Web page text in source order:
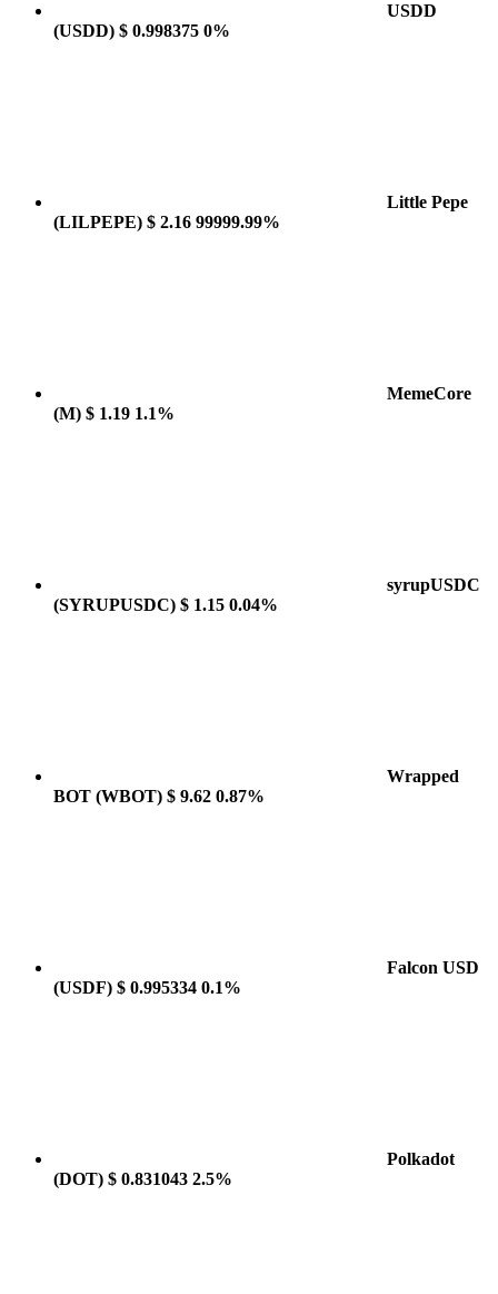
USDD
(USDD) $ 0.998375 0%
Little Pepe
(LILPEPE) $ 2.16 99999.99%
MemeCore
(M) $ 1.19 1.1%
syrupUSDC
(SYRUPUSDC) $ 1.15 0.04%
Wrapped
BOT (WBOT) $ 9.62 0.87%
Falcon USD
(USDF) $ 0.995334 0.1%
Polkadot
(DOT) $ 0.831043 2.5%